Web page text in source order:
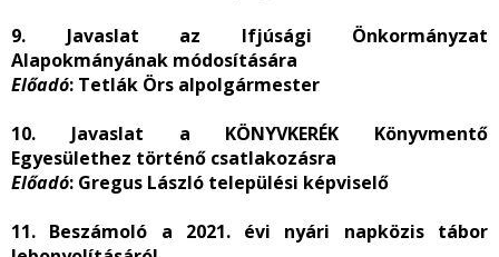
9. Javaslat az Ifjúsági Önkormányzat
Alapokmányának módosítására
Előadó: Tetlák Örs alpolgármester
10. Javaslat a KÖNYVKERÉK Könyvmentő
Egyesülethez történő csatlakozásra
Előadó: Gregus László települési képviselő
11. Beszámoló a 2021. évi nyári napközis tábor